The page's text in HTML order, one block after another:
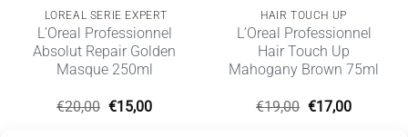
LOREAL SERIE EXPERT
L’Oreal Professionnel
Absolut Repair Golden
Masque 250ml
€20,00 Original
€15,00Η
HAIR TOUCH UP
L’Oreal Professionnel
Hair Touch Up
Mahogany Brown 75ml
€19,00 Original
€17,00Η